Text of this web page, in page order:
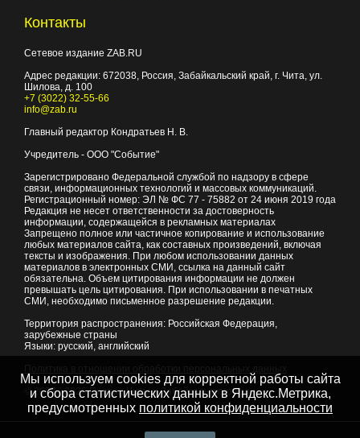
Контакты
Сетевое издание ZAB.RU
Адрес редакции: 672038, Россия, Забайкальский край, г. Чита, ул.
Шилова, д. 100
+7 (3022) 32-55-66
info@zab.ru
Главный редактор Кондратьев Н. В.
Учредитель - ООО "Событие"
Зарегистрировано Федеральной службой по надзору в сфере
связи, информационных технологий и массовых коммуникаций.
Регистрационный номер: ЭЛ № ФС 77 - 75882 от 24 июня 2019 года
Редакция не несет ответственности за достоверность
информации, содержащейся в рекламных материалах
Запрещено полное или частичное копирование и использование
любых материалов сайта, как составных произведений, включая
тексты и изображения. При любом использовании данных
материалов в электронных СМИ, ссылка на данный сайт
обязательна. Объем цитирования информации не должен
превышать цель цитирования. При использовании в печатных
СМИ, необходимо письменное разрешение редакции.
Территория распространения: Российская Федерация,
зарубежные страны
Языки: русский, английский
© 2007 - 2026Портал Читы и Забайкальского края
Мы используем cookies для корректной работы сайта
и сбора статистических данных в Яндекс.Метрика,
предусмотренных политикой конфиденциальности